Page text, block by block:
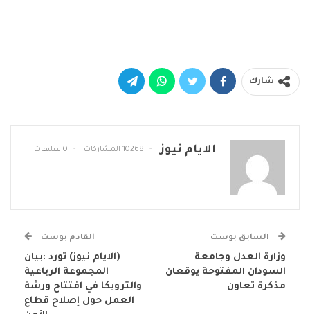
شارك
الايام نيوز 10268 المشاركات 0 تعليقات
السابق بوست
وزارة العدل وجامعة
السودان المفتوحة يوقعان
مذكرة تعاون
القادم بوست
(الايام نيوز) تورد :بيان
المجموعة الرباعية
والترويكا في افتتاح ورشة
العمل حول إصلاح قطاع